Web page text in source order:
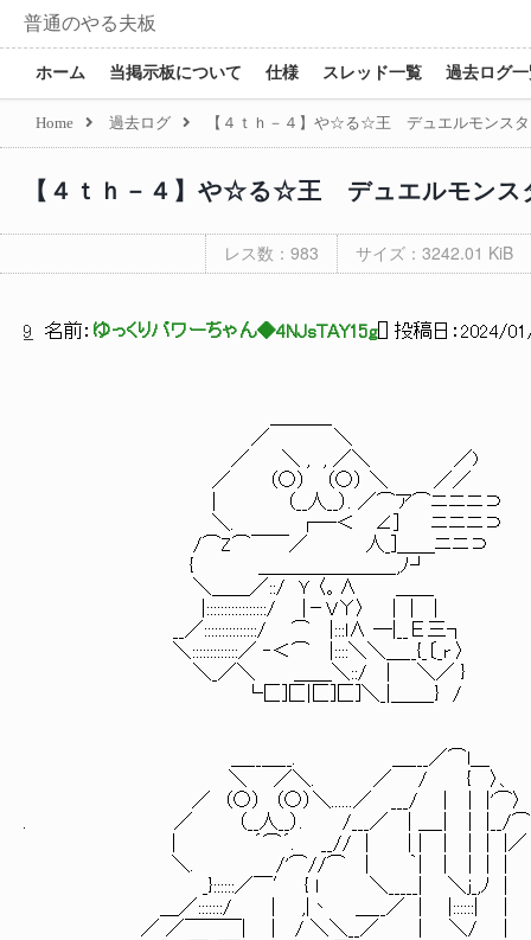
普通のやる夫板
ホーム 当掲示板について 仕様 スレッド一覧 過去ログ
Home 過去ログ 【４ｔｈ－４】や☆る☆王 デュエルモンス
【４ｔｈ－４】や☆る☆王 デュエルモン
レス数：983 サイズ：3242.01 KiB
9 名前： ゆっくりパワーちゃん◆4NJsTAY15g[ ] 投稿日： 2024/
／ ＼
／ ＼ , , ／＼ ／)
／ （○） （○） ＼ ／／
| （__人__）. ／⌒ア⌒ニニニ⊃
＼. ┌─＜ ∠] ニニニ⊃
/⌒Z⌒￣￣／ 人_]＿＿ニニ⊃
{ ＿＿＿＿＿＿＿_,ﾉ┘ ……攻撃中に、速
＼＿＿／::/ Ｙ 〈。∧ ＿＿
|:::::::::::::::::/ |－VΥ〉 | | |
__／:::::::::::::::/ ⌒ |:::l∧ ─|__Ε三┐
＼:::::::::::::／ ‐＜⌒ |::::＼＼＿__{_〔_r 〉
＼_／＼ ＿＿＼::/ | ＼／ }
└匚]匚|匚]匚]＼_|＿＿_} /
＿__＿__. ＿___／⌒l＿
＼ ／＼. ／ / { 〉、
／ （○） （○）＼......／ ___/ | ｜ |'⌒〉
. ／ （__人__）. /___／ | ＿_| ｜ |__/
| ´⌒´. __// | | | ｜ | | |／
＼. /'⌒//⌒ | ｀| ｜ | | |
_}::::::／￣′ { l ＼_____| ＼j_,ﾉ |
＿／:::::::/ ｜ ,|丶 ＿__／ | |::::::| | 明星をエ
／ ／￣￣￣| | / ＼＼__／ | ＼/ |